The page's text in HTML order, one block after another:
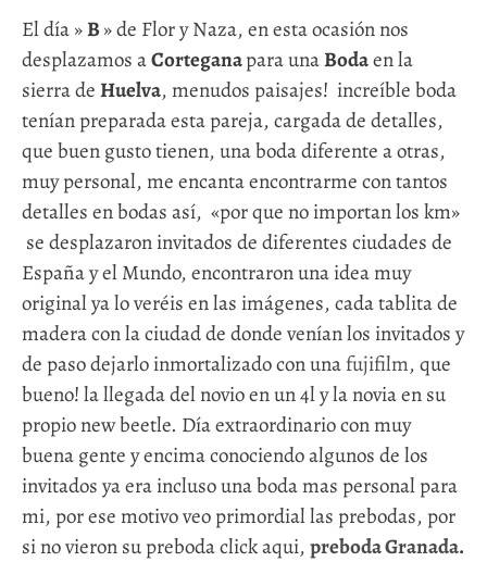
El día »B» de Flor y Naza, en esta ocasión nos
desplazamos aCorteganapara unaBodaen la
sierra deHuelva, menudos paisajes! increíble boda
tenían preparada esta pareja, cargada de detalles,
que buen gusto tienen, una boda diferente a otras,
muy personal, me encanta encontrarme con tantos
detalles en bodas así, «por que no importan los km»
se desplazaron invitados de diferentes ciudades de
España y el Mundo, encontraron una idea muy
original ya lo veréis en las imágenes, cada tablita de
madera con la ciudad de donde venían los invitados y
de paso dejarlo inmortalizado con unafujifilm, que
bueno! la llegada del novio en un 4l y la novia en su
propio new beetle. Día extraordinario con muy
buena gente y encima conociendo algunos de los
invitados ya era incluso una boda mas personal para
mi, por ese motivo veo primordial las prebodas, por
si no vieron su preboda click aqui,preboda Granada.